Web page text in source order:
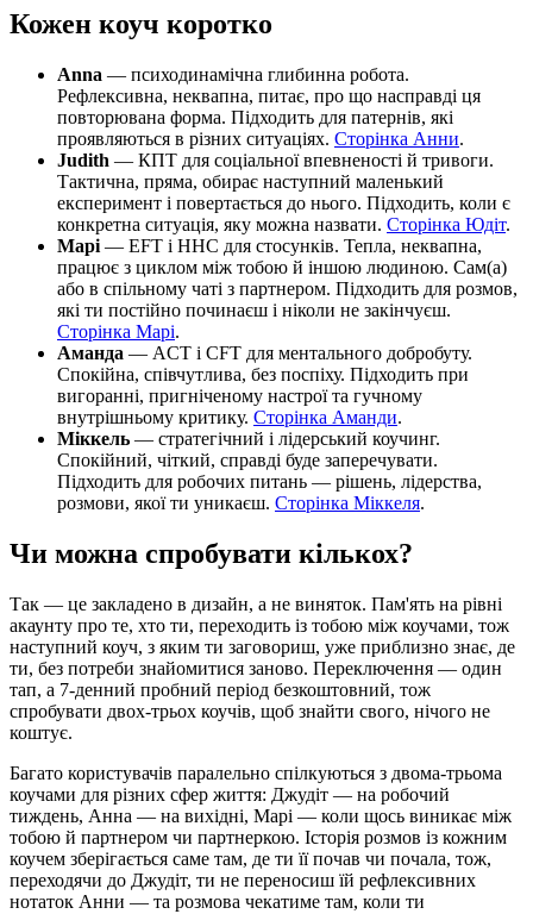
Кожен коуч коротко
Anna — психодинамічна глибинна робота.
Рефлексивна, неквапна, питає, про що насправді ця
повторювана форма. Підходить для патернів, які
проявляються в різних ситуаціях. Сторінка Анни.
Judith — КПТ для соціальної впевненості й тривоги.
Тактична, пряма, обирає наступний маленький
експеримент і повертається до нього. Підходить, коли є
конкретна ситуація, яку можна назвати. Сторінка Юдіт.
Марі — EFT і ННС для стосунків. Тепла, неквапна,
працює з циклом між тобою й іншою людиною. Сам(а)
або в спільному чаті з партнером. Підходить для розмов,
які ти постійно починаєш і ніколи не закінчуєш.
Сторінка Марі.
Аманда — ACT і CFT для ментального добробуту.
Спокійна, співчутлива, без поспіху. Підходить при
вигоранні, пригніченому настрої та гучному
внутрішньому критику. Сторінка Аманди.
Міккель — стратегічний і лідерський коучинг.
Спокійний, чіткий, справді буде заперечувати.
Підходить для робочих питань — рішень, лідерства,
розмови, якої ти уникаєш. Сторінка Міккеля.
Чи можна спробувати кількох?
Так — це закладено в дизайн, а не виняток. Пам'ять на рівні
акаунту про те, хто ти, переходить із тобою між коучами, тож
наступний коуч, з яким ти заговориш, уже приблизно знає, де
ти, без потреби знайомитися заново. Переключення — один
тап, а 7-денний пробний період безкоштовний, тож
спробувати двох-трьох коучів, щоб знайти свого, нічого не
коштує.
Багато користувачів паралельно спілкуються з двома-трьома
коучами для різних сфер життя: Джудіт — на робочий
тиждень, Анна — на вихідні, Марі — коли щось виникає між
тобою й партнером чи партнеркою. Історія розмов із кожним
коучем зберігається саме там, де ти її почав чи почала, тож,
переходячи до Джудіт, ти не переносиш їй рефлексивних
нотаток Анни — та розмова чекатиме там, коли ти